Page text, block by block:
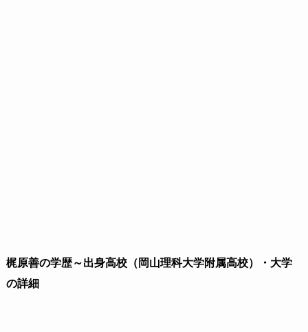
梶原善の学歴～出身高校（岡山理科大学附属高校）・大学
の詳細